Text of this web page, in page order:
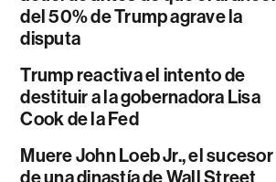
del 50% de Trump agrave la
disputa
Trump reactiva el intento de
destituir a la gobernadora Lisa
Cook de la Fed
Muere John Loeb Jr., el sucesor
de una dinastía de Wall Street